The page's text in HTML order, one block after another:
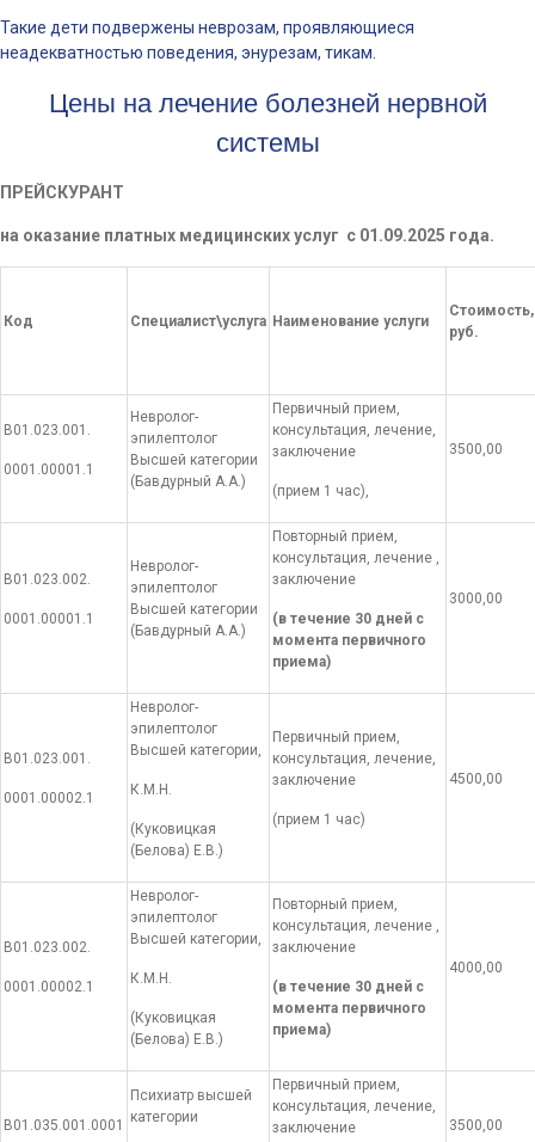
Такие дети подвержены неврозам, проявляющиеся
неадекватностью поведения, энурезам, тикам.
Цены на лечение болезней нервной
системы
ПРЕЙСКУРАНТ
на оказание платных медицинских услуг с 01.09.2025 года.
Код Специалист\услуга Наименование услуги
Стоимость,
руб.
В01.023.001.
0001.00001.1
Невролог-
эпилептолог
Высшей категории
(Бавдурный А.А.)
Первичный прием,
консультация, лечение,
заключение
(прием 1 час),
3500,00
В01.023.002.
0001.00001.1
Невролог-
эпилептолог
Высшей категории
(Бавдурный А.А.)
Повторный прием,
консультация, лечение ,
заключение
(в течение 30 дней с
момента первичного
приема)
3000,00
В01.023.001.
0001.00002.1
Невролог-
эпилептолог
Высшей категории,
К.М.Н.
(Куковицкая
(Белова) Е.В.)
Первичный прием,
консультация, лечение,
заключение
(прием 1 час)
4500,00
В01.023.002.
0001.00002.1
Невролог-
эпилептолог
Высшей категории,
К.М.Н.
(Куковицкая
(Белова) Е.В.)
Повторный прием,
консультация, лечение ,
заключение
(в течение 30 дней с
момента первичного
приема)
4000,00
В01.035.001.0001
Психиатр высшей
категории
Первичный прием,
консультация, лечение,
заключение
3500,00